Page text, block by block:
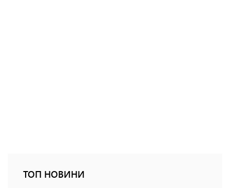
ТОП НОВИНИ